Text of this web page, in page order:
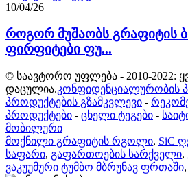
10/04/26
როგორ მუშაობს გრაფიტის
ფირფიტები ფუ...
© საავტორო უფლება - 2010-2022:
დაცულია.კონფიდენციალურობის
პროდუქტების გზამკვლევი -
პროდუქტები - ცხელი ტეგები -
მობილური
მოქნილი გრაფიტის რგოლი, SiC
საფარი, გაფართოების სარქველი,
ვაკუუმური ტუმბო მბრუნავ ფრთაში,